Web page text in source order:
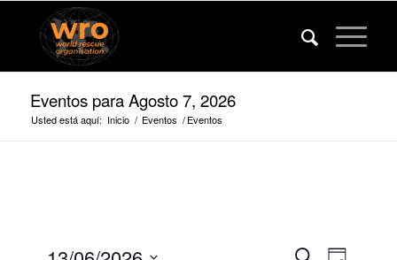
Eventos para Agosto 7, 2026
Usted está aquí: Inicio / Eventos / Eventos
Evento